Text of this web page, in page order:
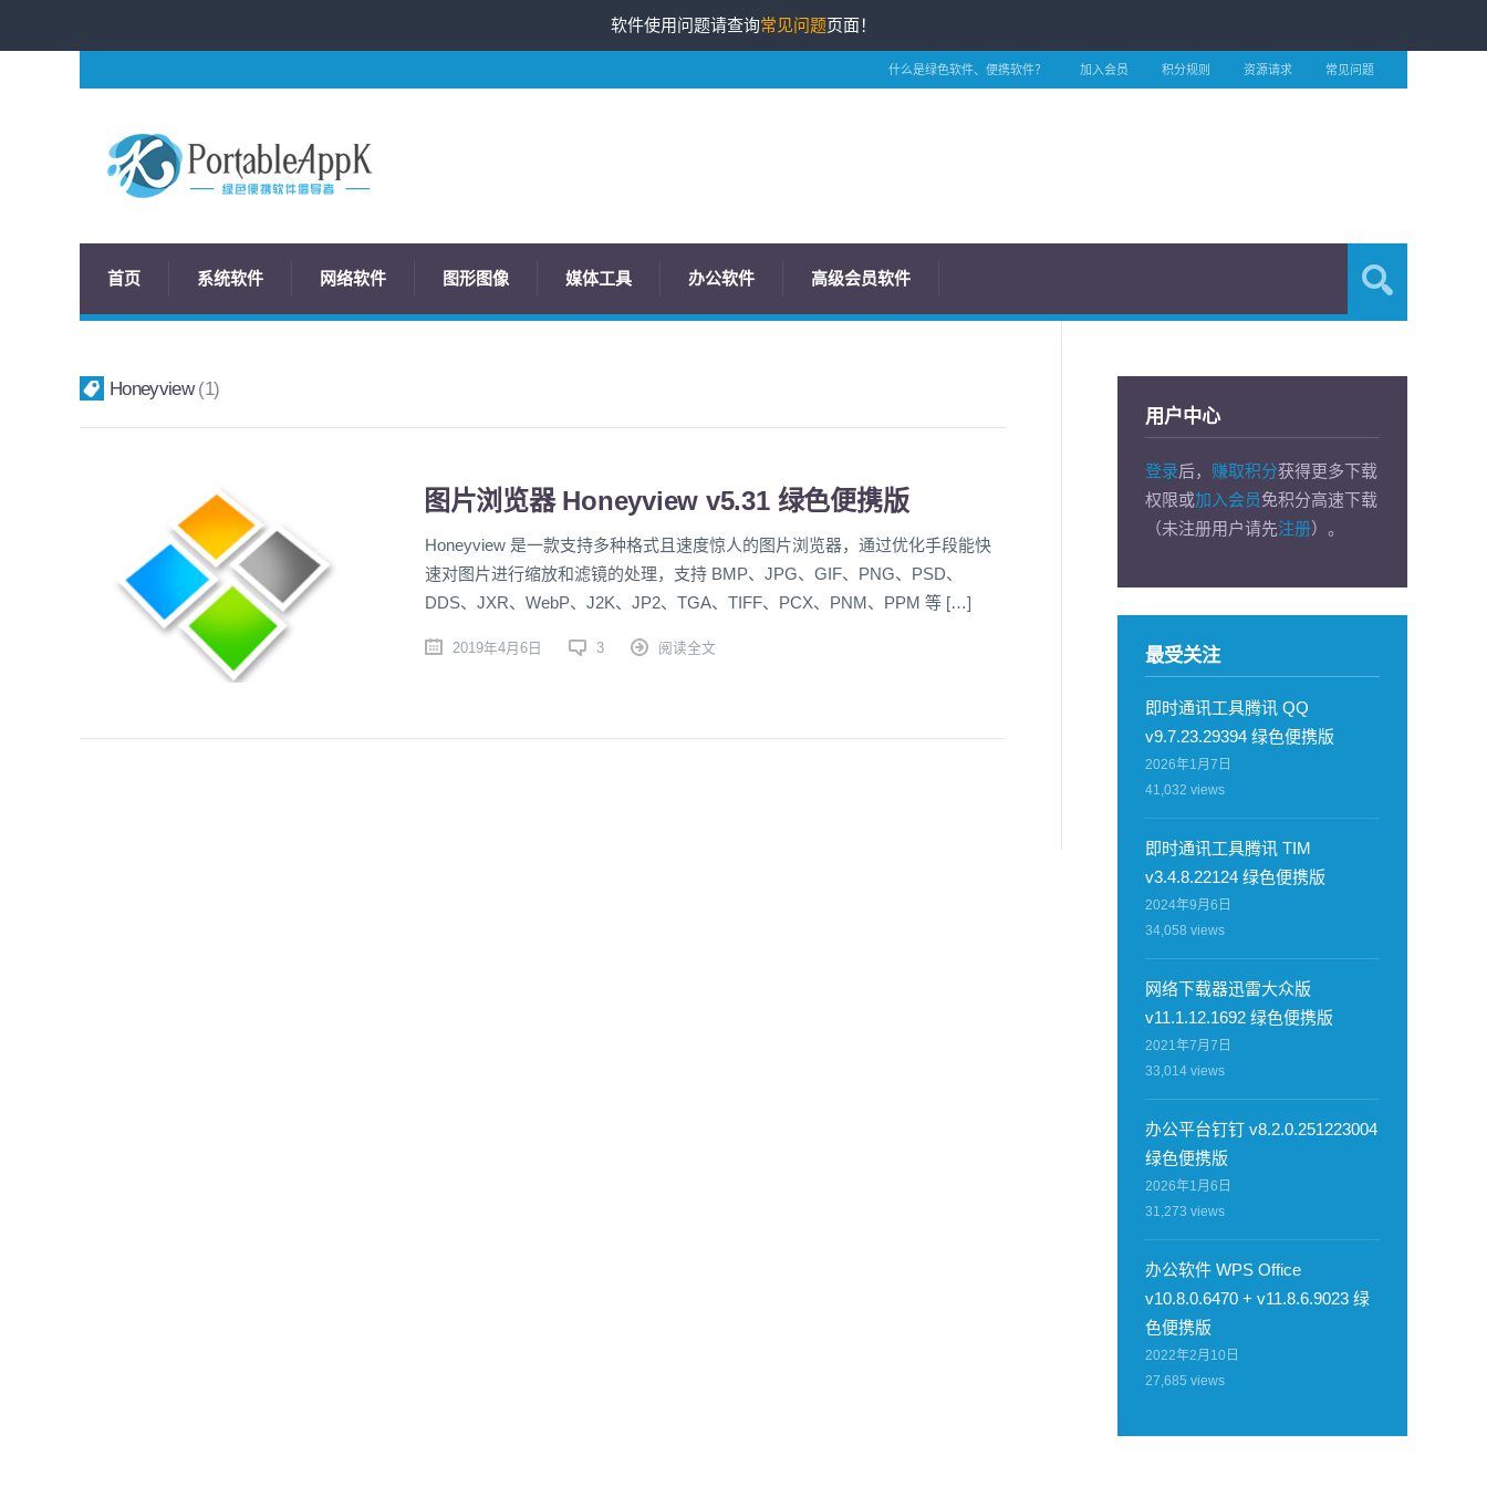
什么是绿色软件、便携软件？ 加入会员 积分规则 资源请求 常见问题
首页 系统软件 网络软件 图形图像 媒体工具 办公软件 高级会员软件
Honeyview 1
图片浏览器 Honeyview v5.31 绿色便携版
Honeyview 是一款支持多种格式且速度惊人的图片浏览器，通过优化手段能快
速对图片进行缩放和滤镜的处理，支持 BMP、JPG、GIF、PNG、PSD、
DDS、JXR、WebP、J2K、JP2、TGA、TIFF、PCX、PNM、PPM 等 […]
2019年4月6日 3 阅读全文
用户中心
登录后， 赚取积分获得更多下载
权限或加入会员免积分高速下载
（未注册用户请先注册）。
最受关注
即时通讯工具腾讯 QQ
v9.7.23.29394 绿色便携版
2026年1月7日
41,032 views
即时通讯工具腾讯 TIM
v3.4.8.22124 绿色便携版
2024年9月6日
34,058 views
网络下载器迅雷大众版
v11.1.12.1692 绿色便携版
2021年7月7日
33,014 views
办公平台钉钉 v8.2.0.251223004
绿色便携版
2026年1月6日
31,273 views
办公软件 WPS Office
v10.8.0.6470 + v11.8.6.9023 绿
色便携版
2022年2月10日
27,685 views
软件使用问题请查询常见问题页面！